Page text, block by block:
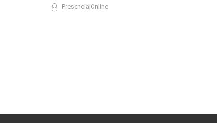
PresencialOnline